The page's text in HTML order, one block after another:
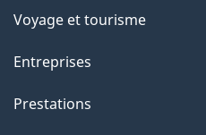
Voyage et tourisme
Entreprises
Prestations